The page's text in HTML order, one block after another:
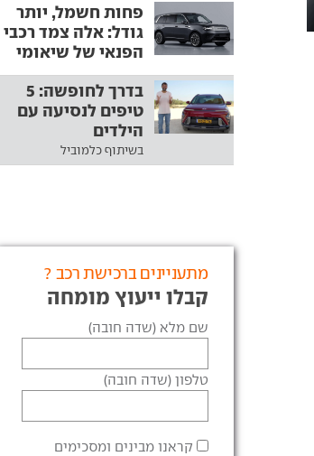
פחות חשמל, יותר
גודל: אלה צמד רכבי
הפנאי של שיאומי
בדרך לחופשה: 5
טיפים לנסיעה עם
הילדים
בשיתוף כלמוביל
מתעניינים ברכישת רכב ?
קבלו ייעוץ מומחה
שם מלא (שדה חובה)
טלפון (שדה חובה)
קראנו מבינים ומסכימים